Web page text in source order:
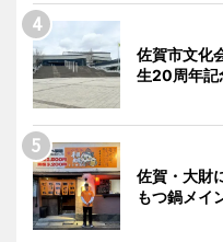
佐賀市文化
生20周年記
佐賀・大財
もつ鍋メイ